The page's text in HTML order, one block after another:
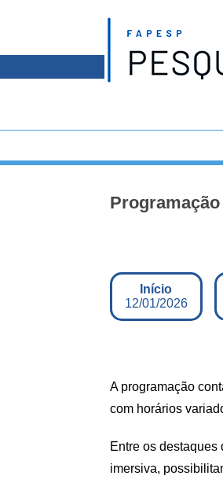
Início
12/01/2026
A programação
com horários
Entre os
imersiva,